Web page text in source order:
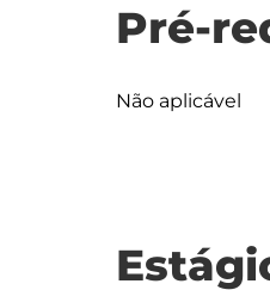
Pré-
Não aplicável